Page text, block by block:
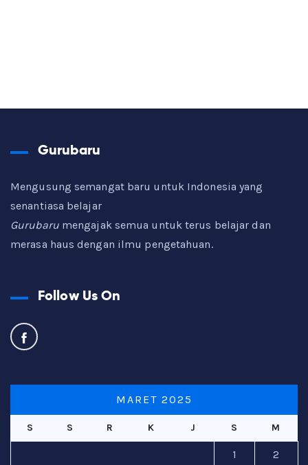
Gurubaru
Mengusung semangat baru untuk Indonesia yang
senantiasa belajar
Gurubarumengajak semua untuk terus belajar dan
merasa haus dengan ilmu pengetahuan.
Follow Us On
MARET 2025
S S R K J S M
1 2